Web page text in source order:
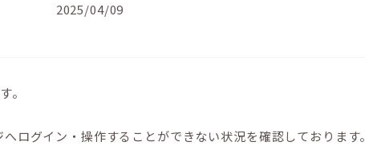
2025/04/09
。
ログイン・操作することができない状況を確認しております。